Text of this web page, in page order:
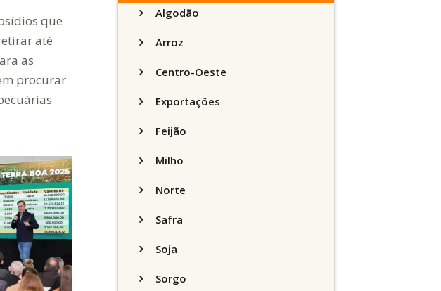
que
até
as
procurar
Algodão
Arroz
Centro-Oeste
Exportações
Feijão
Milho
Norte
Safra
Soja
Sorgo